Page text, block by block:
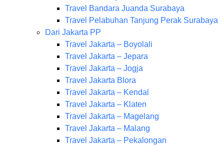
Travel Bandara Juanda Surabaya
Travel Pelabuhan Tanjung Perak Surabaya
Dari Jakarta PP
Travel Jakarta – Boyolali
Travel Jakarta – Jepara
Travel Jakarta – Jogja
Travel Jakarta Blora
Travel Jakarta – Kendal
Travel Jakarta – Klaten
Travel Jakarta – Magelang
Travel Jakarta – Malang
Travel Jakarta – Pekalongan